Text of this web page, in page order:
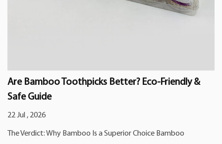
Are Bamboo Toothpicks Better? Eco-Friendly &
Safe Guide
22 Jul , 2026
The Verdict: Why Bamboo Is a Superior Choice Bamboo